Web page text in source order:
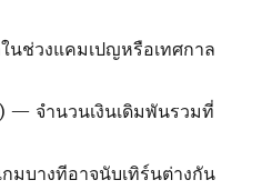
นช่วงแคมเปญหรือเทศกาล
— จำนวนเงินเดิมพันรวมที่
มบางทีอาจนับเทิร์นต่างกัน